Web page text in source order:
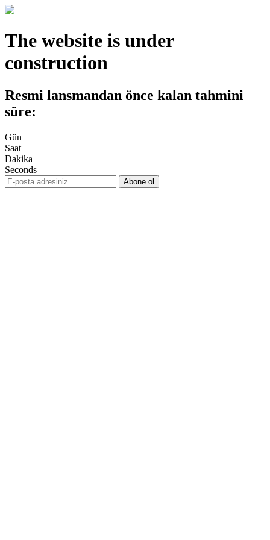
The website is under
construction
Resmi lansmandan önce kalan tahmini
süre:
Gün
Saat
Dakika
Seconds